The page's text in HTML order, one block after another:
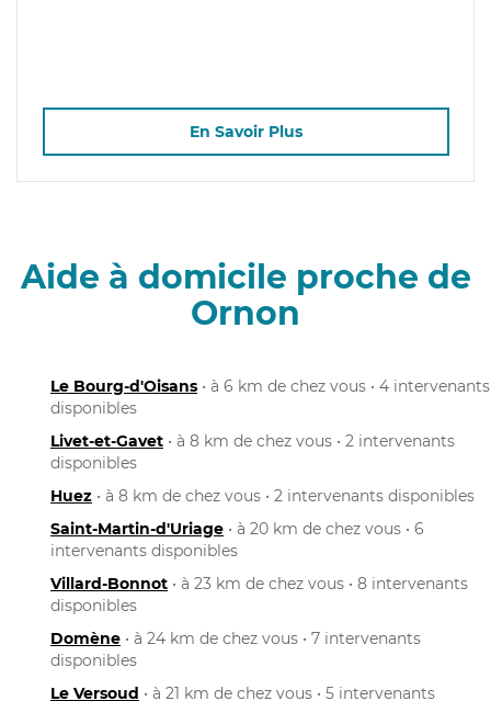
En Savoir Plus
Aide à domicile proche de
Ornon
Le Bourg-d'Oisans • à 6 km de chez vous • 4 intervenants
disponibles
Livet-et-Gavet • à 8 km de chez vous • 2 intervenants
disponibles
Huez • à 8 km de chez vous • 2 intervenants disponibles
Saint-Martin-d'Uriage • à 20 km de chez vous • 6
intervenants disponibles
Villard-Bonnot • à 23 km de chez vous • 8 intervenants
disponibles
Domène • à 24 km de chez vous • 7 intervenants
disponibles
Le Versoud • à 21 km de chez vous • 5 intervenants